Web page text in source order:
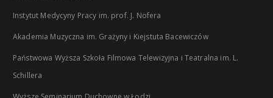
Instytut Medycyny Pracy im. prof. J. Nofera
Akademia Muzyczna im. Grażyny i Kiejstuta Bacewiczów
Państwowa Wyższa Szkoła Filmowa Telewizyjna i Teatralna im. L.
Schillera